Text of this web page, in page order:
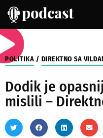
POLITIKA / DIREKTNO SA
Dodik je
mislili –